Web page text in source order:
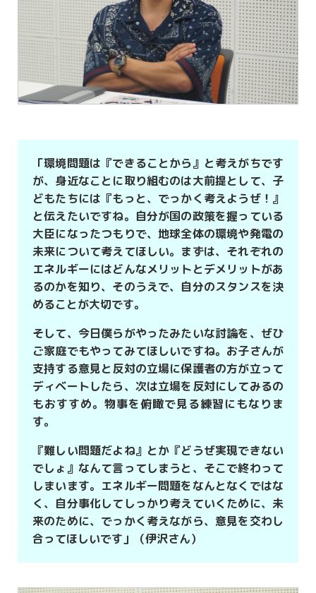
「環境問題は『できることから』と考えがちです
が、身近なことに取り組むのは大前提として、子
どもたちには『もっと、でっかく考えようぜ！』
と伝えたいですね。自分が国の政策を握っている
大臣になったつもりで、地球全体の環境や発電の
未来について考えてほしい。まずは、それぞれの
エネルギーにはどんなメリットとデメリットがあ
るのかを知り、そのうえで、自分のスタンスを決
めることが大切です。
そして、今日僕らがやったみたいな討論を、ぜひ
ご家庭でもやってみてほしいですね。お子さんが
支持する意見と反対の立場に保護者の方が立って
ディベートしたら、次は立場を反対にしてみるの
もおすすめ。物事を俯瞰で見る練習にもなりま
す。
『難しい問題だよね』とか『どうぜ実現できない
でしょ』なんて言ってしまうと、そこで終わって
しまいます。エネルギー問題をなんとなくではな
く、自分事化してしっかり考えていくために、未
来のために、でっかく考えながら、意見を交わし
合ってほしいです」（伊沢さん）